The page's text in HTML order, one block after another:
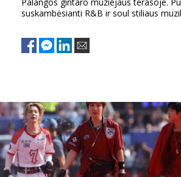
suskambėsianti R&B ir soul stiliaus
vakaro atmosferą, nukelsiančią į kelionę
kūrybinį kelią. „Man labai patinka, kai